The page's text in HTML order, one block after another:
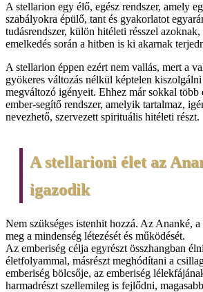
A stellarion egy élő, egész rendszer, amely
szabályokra épülő, tant és gyakorlatot
tudásrendszer, külön hitéleti résszel
emelkedés során a hitben is ki akarnak
A stellarion éppen ezért nem vallás, mert a
gyökeres változás nélkül képtelen
megváltozó igényeit. Ehhez már sokkal több
ember-segítő rendszer, amelyik tartalmaz,
nevezhető, szervezett spirituális hitéleti részt.
A stellarioni élet az
igazodik
Nem szükséges istenhit hozzá. Az Ananké,
meg a mindenség létezését és működését.
Az emberiség célja egyrészt összhangban
életfolyammal, másrészt meghódítani a
emberiség bölcsője, az emberiség
harmadrészt szellemileg is fejlődni,